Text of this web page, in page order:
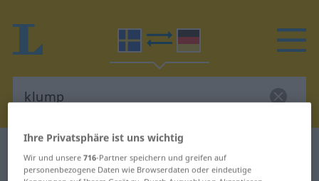
Schwedisch-Deutsch Übersetzung
Ihre Privatsphäre ist uns wichtig
Wir und unsere716-Partner speichern und greifen auf
personenbezogene Daten wie Browserdaten oder eindeutige